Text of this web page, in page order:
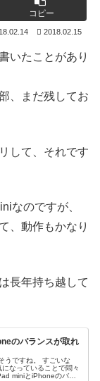
コピー
2018.02.15
いたことがあり
、まだ残してお
して、それです
なのですが、
、動作もかなり
長年持ち越して
のバランスが取れ
うですね。 すごいな
なっていることで悶々
miniとiPhoneのバラ